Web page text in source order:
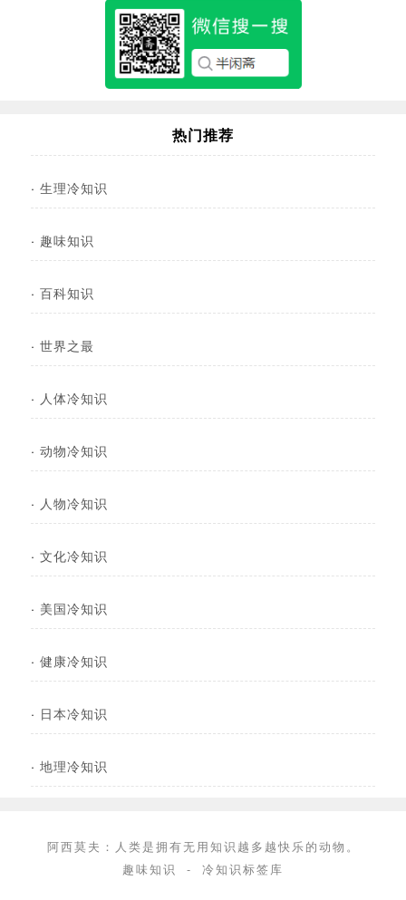
热门推荐
· 生理冷知识
· 趣味知识
· 百科知识
· 世界之最
· 人体冷知识
· 动物冷知识
· 人物冷知识
· 文化冷知识
· 美国冷知识
· 健康冷知识
· 日本冷知识
· 地理冷知识
阿西莫夫：人类是拥有无用知识越多越快乐的动物。
趣味知识
- 冷知识标签库